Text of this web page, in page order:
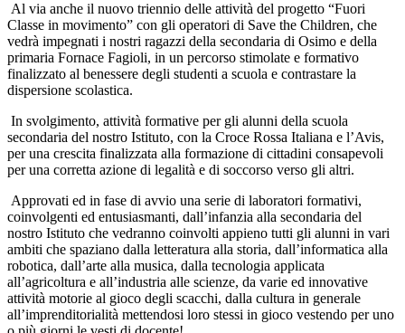
Al via anche il nuovo triennio delle attività del progetto “Fuori
Classe in movimento” con gli operatori di Save the Children, che
vedrà impegnati i nostri ragazzi della secondaria di Osimo e della
primaria Fornace Fagioli, in un percorso stimolate e formativo
finalizzato al benessere degli studenti a scuola e contrastare la
dispersione scolastica.
In svolgimento, attività formative per gli alunni della scuola
secondaria del nostro Istituto, con la Croce Rossa Italiana e l’Avis,
per una crescita finalizzata alla formazione di cittadini consapevoli
per una corretta azione di legalità e di soccorso verso gli altri.
Approvati ed in fase di avvio una serie di laboratori formativi,
coinvolgenti ed entusiasmanti, dall’infanzia alla secondaria del
nostro Istituto che vedranno coinvolti appieno tutti gli alunni in vari
ambiti che spaziano dalla letteratura alla storia, dall’informatica alla
robotica, dall’arte alla musica, dalla tecnologia applicata
all’agricoltura e all’industria alle scienze, da varie ed innovative
attività motorie al gioco degli scacchi, dalla cultura in generale
all’imprenditorialità mettendosi loro stessi in gioco vestendo per uno